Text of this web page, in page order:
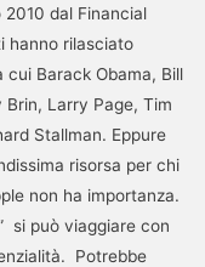
2010 dal Financial
hanno rilasciato
Barack Obama, Bill
Brin, Larry Page, Tim
Stallman. Eppure
risorsa per chi
non ha importanza.
si può viaggiare con
Potrebbe